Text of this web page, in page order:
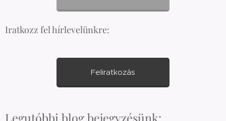
Iratkozz fel hírlevelünkre:
Feliratkozás
Legutóbbi blog bejegyzésünk: